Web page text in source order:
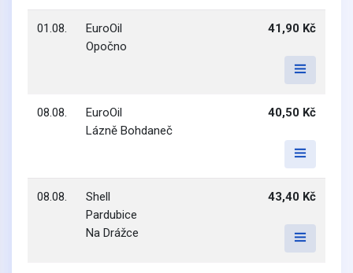
01.08.
EuroOil
Opočno
41,90 Kč
08.08.
EuroOil
Lázně Bohdaneč
40,50 Kč
08.08.
Shell
Pardubice
Na Drážce
43,40 Kč